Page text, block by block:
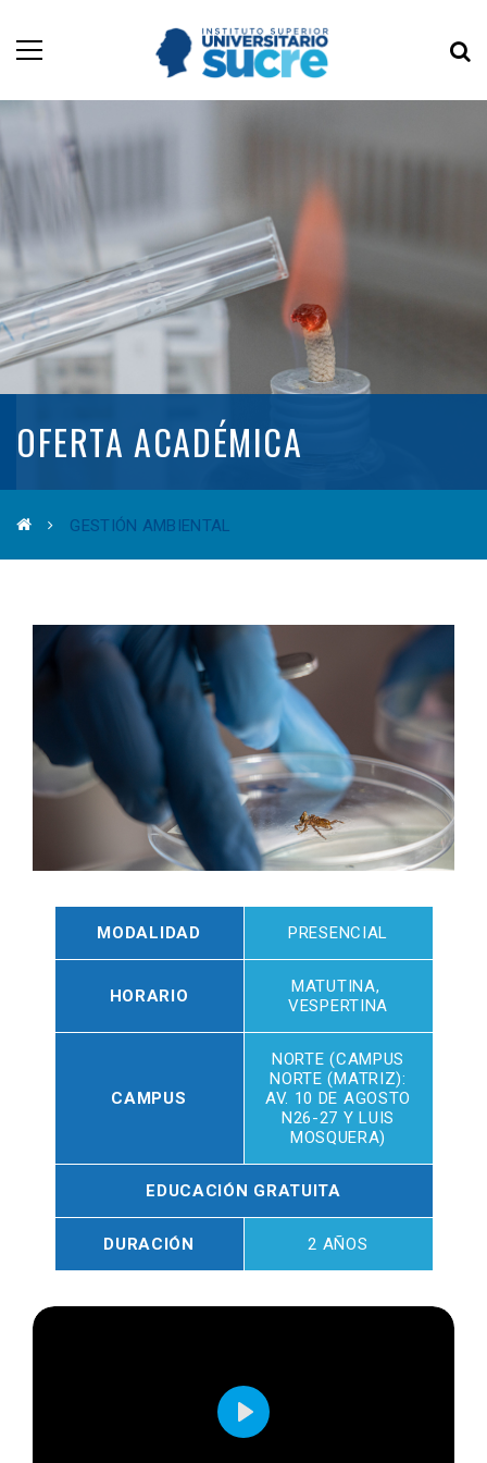
OFERTA ACADÉMICA
GESTIÓN AMBIENTAL
MODALIDAD PRESENCIAL
HORARIO
MATUTINA,
VESPERTINA
CAMPUS
NORTE (CAMPUS
NORTE (MATRIZ):
AV. 10 DE AGOSTO
N26-27 Y LUIS
MOSQUERA)
EDUCACIÓN GRATUITA
DURACIÓN 2 AÑOS
Play